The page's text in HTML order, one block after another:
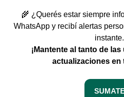
🌾 ¿Querés estar siempre
WhatsApp y recibí alertas
instante.
¡Mantente al tanto de
actualizaciones en